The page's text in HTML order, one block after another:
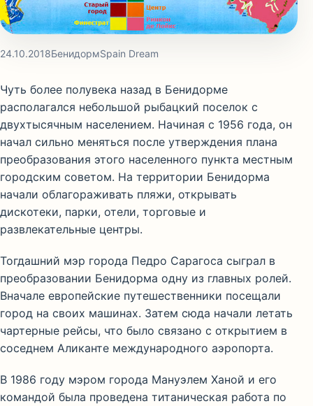
24.10.2018БенидормSpain Dream
Чуть более полувека назад в Бенидорме
располагался небольшой рыбацкий поселок с
двухтысячным населением. Начиная с 1956 года, он
начал сильно меняться после утверждения плана
преобразования этого населенного пункта местным
городским советом. На территории Бенидорма
начали облагораживать пляжи, открывать
дискотеки, парки, отели, торговые и
развлекательные центры.
Тогдашний мэр города Педро Сарагоса сыграл в
преобразовании Бенидорма одну из главных ролей.
Вначале европейские путешественники посещали
город на своих машинах. Затем сюда начали летать
чартерные рейсы, что было связано с открытием в
соседнем Аликанте международного аэропорта.
В 1986 году мэром города Мануэлем Ханой и его
командой была проведена титаническая работа по